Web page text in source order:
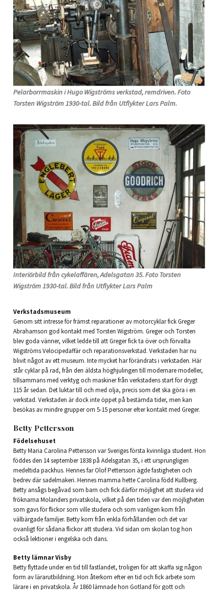
Pelarborrmaskin i Hugo Wigströms verkstad, remdriven. Foto
Torsten Wigström 1930-tal. Bild från Utflykter Lars Palm.
Interiörbild från cykelaffären, Adelsgatan 35. Foto Torsten
Wigström 1930-tal. Bild från Utflykter Lars Palm
Verkstadsmuseum
Genom sitt intresse för främst reparationer av motorcyklar fick Greger
Abrahamson god kontakt med Torsten Wigström. Greger och Torsten
blev goda vänner, vilket ledde till att Greger fick ta över och förvalta
Wigströms Velocipedaffär och reparationsverkstad. Verkstaden har nu
blivit något av ett museum. Inte mycket har förändrats i verkstaden. Här
står cyklar på rad, från den äldsta höghjulingen till modernare modeller,
tillsammans med verktyg och maskiner från verkstadens start för drygt
115 år sedan. Det luktar till och med olja, precis som det ska göra i en
verkstad. Verkstaden är dock inte öppet på bestämda tider, men kan
besökas av mindre grupper om 5-15 personer efter kontakt med Greger.
Betty Pettersson
Födelsehuset
Betty Maria Carolina Pettersson var Sveriges första kvinnliga student. Hon
föddes den 14 september 1838 på Adelsgatan 35, i ett ursprungligen
medeltida packhus. Hennes far Olof Pettersson ägde fastigheten och
bedrev där sadelmakeri. Hennes mamma hette Carolina född Kullberg.
Betty ansågs begåvad som barn och fick därför möjlighet att studera vid
fröknarna Molanders privatskola, vilket på den tiden var den möjligheten
som gavs för flickor som ville studera och som vanligen kom från
välbärgade familjer. Betty kom från enkla förhållanden och det var
ovanligt för sådana flickor att studera. Vid sidan om skolan tog hon
också lektioner i engelska och dans.
Betty lämnar Visby
Betty flyttade under en tid till fastlandet, troligen för att skaffa sig någon
form av lärarutbildning. Hon återkom efter en tid och fick arbete som
lärare i en privatskola. År 1860 lämnade hon Gotland för gott och